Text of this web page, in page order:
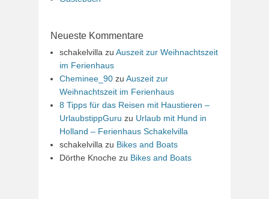
Neueste Kommentare
schakelvilla zu Auszeit zur Weihnachtszeit
im Ferienhaus
Cheminee_90 zu Auszeit zur
Weihnachtszeit im Ferienhaus
8 Tipps für das Reisen mit Haustieren –
UrlaubstippGuru zu Urlaub mit Hund in
Holland – Ferienhaus Schakelvilla
schakelvilla zu Bikes and Boats
Dörthe Knoche zu Bikes and Boats